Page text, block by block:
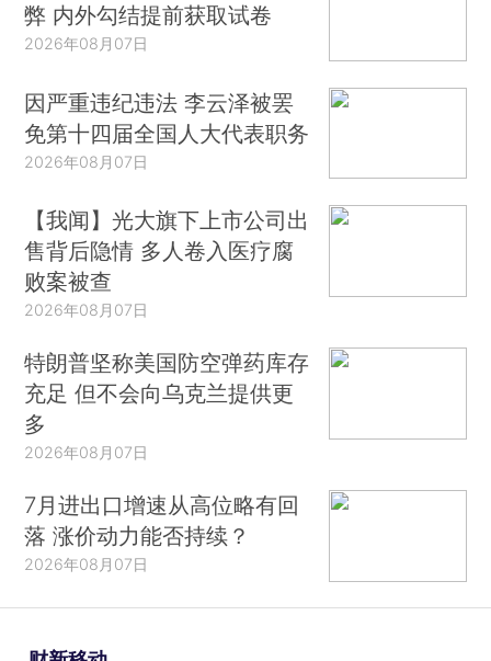
弊 内外勾结提前获取试卷
2026年08月07日
因严重违纪违法 李云泽被罢
免第十四届全国人大代表职务
2026年08月07日
【我闻】光大旗下上市公司出
售背后隐情 多人卷入医疗腐
败案被查
2026年08月07日
特朗普坚称美国防空弹药库存
充足 但不会向乌克兰提供更
多
2026年08月07日
7月进出口增速从高位略有回
落 涨价动力能否持续？
2026年08月07日